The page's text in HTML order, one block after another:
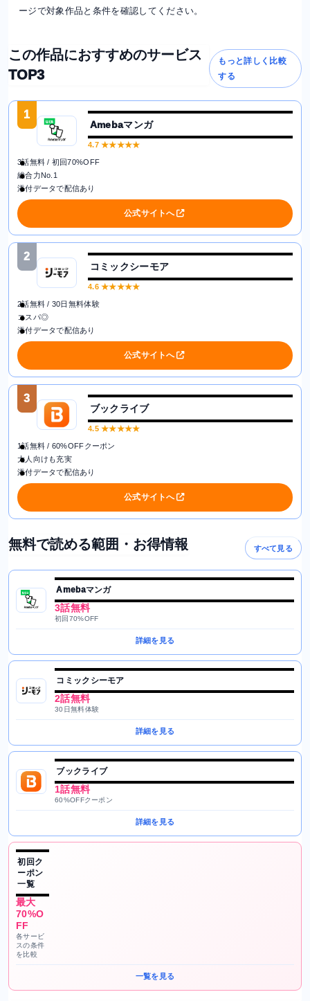
ージで対象作品と条件を確認してください。
この作品におすすめのサービス
TOP3
もっと詳しく比較
する
1
Amebaマンガ
4.7★★★★★
3話無料 / 初回70%OFF
総合力No.1
添付データで配信あり
公式サイトへ
2
コミックシーモア
4.6★★★★★
2話無料 / 30日無料体験
コスパ◎
添付データで配信あり
公式サイトへ
3
ブックライブ
4.5★★★★★
1話無料 / 60%OFFクーポン
大人向けも充実
添付データで配信あり
公式サイトへ
無料で読める範囲・お得情報 すべて見る
Amebaマンガ
3話無料
初回70%OFF
詳細を見る
コミックシーモア
2話無料
30日無料体験
詳細を見る
ブックライブ
1話無料
60%OFFクーポン
詳細を見る
初回ク
ーポン
一覧
最大
70%O
FF
各サービ
スの条件
を比較
一覧を見る